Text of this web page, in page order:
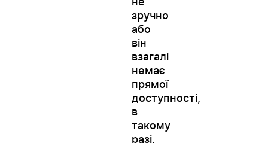
зручно
або
він
взагалі
немає
прямої
доступності,
в
такому
разі,